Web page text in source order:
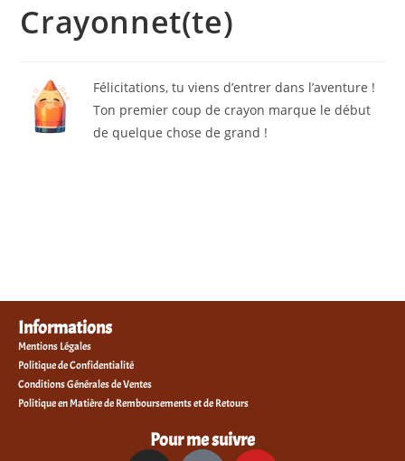
Crayonnet(te)
Félicitations, tu viens d’entrer dans l’aventure !
Ton premier coup de crayon marque le début
de quelque chose de grand !
Informations
Mentions Légales
Politique de Confidentialité
Conditions Générales de Ventes
Politique en Matière de Remboursements et de Retours
Pour me suivre